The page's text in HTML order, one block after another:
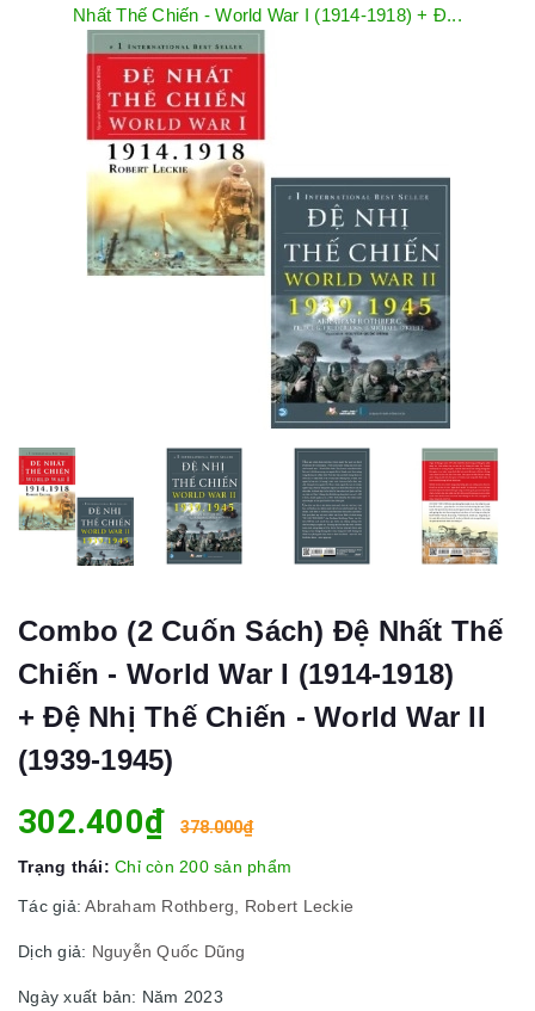
Nhất Thế Chiến - World War I (1914-1918) + Đ...
Combo (2 Cuốn Sách) Đệ Nhất Thế
Chiến - World War I (1914-1918)
+ Đệ Nhị Thế Chiến - World War II
(1939-1945)
302.400₫ 378.000₫
Trạng thái: Chỉ còn 200 sản phẩm
Tác giả:Abraham Rothberg, Robert Leckie
Dịch giả: Nguyễn Quốc Dũng
Ngày xuất bản: Năm 2023